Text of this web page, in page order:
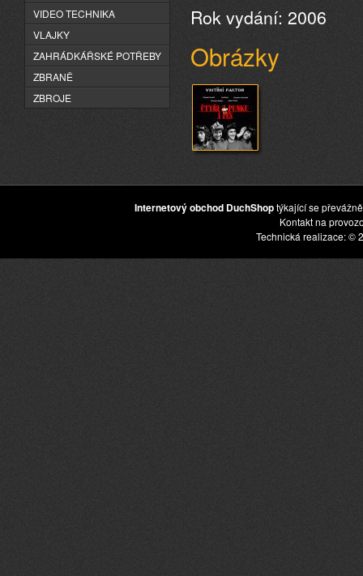
Rok vydání: 2006
Obrázky
VIDEO TECHNIKA
VLAJKY
ZAHRÁDKÁŘSKÉ POTŘEBY
ZBRANĚ
ZBROJE
Internetový obchod DuchShoptýkající se
Kontakt na
Technická realizace: ©